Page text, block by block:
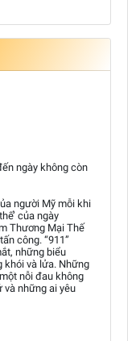
ngày không còn
người Mỹ mỗi khi
của ngày
Thương Mại Thế
công. “911”
những biểu
khói và lửa. Những
nỗi đau không
và những ai yêu